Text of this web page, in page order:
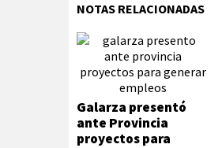
NOTAS RELACIONADAS
Galarza presentó
ante Provincia
proyectos para